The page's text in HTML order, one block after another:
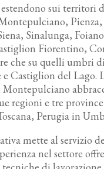
sui territori
Sinalunga,
Fiorentino,
che su quelli umbri
e Castiglion del Lago.
regioni e tre
Perugia in
mette al servizio
nel settore